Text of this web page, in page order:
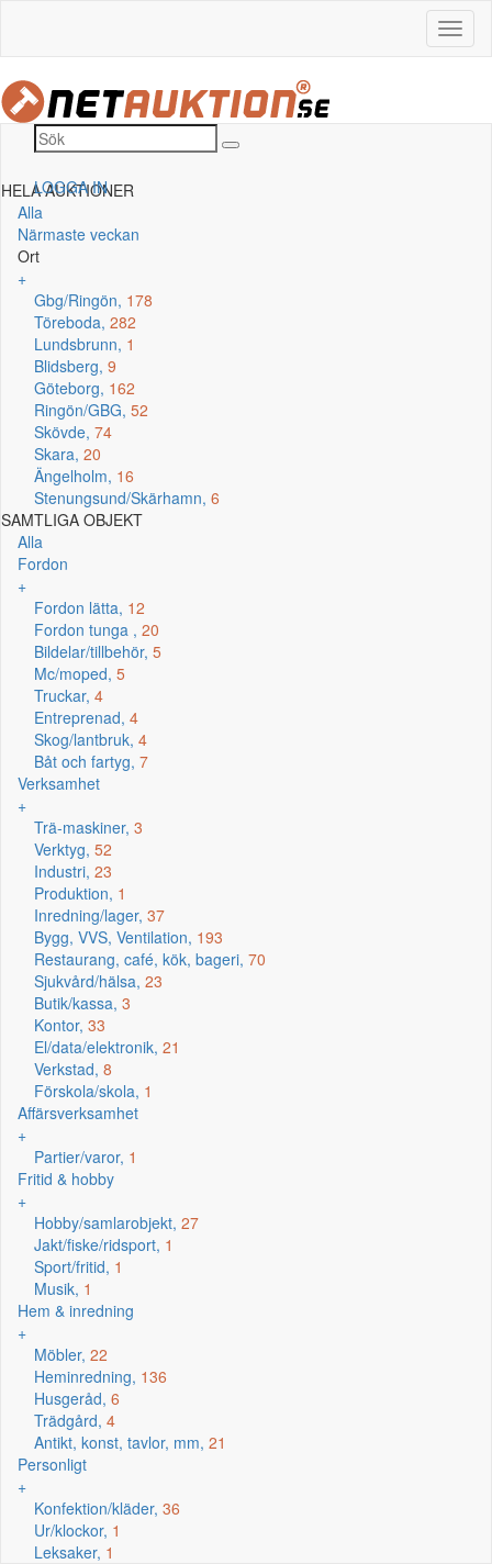
LOGGA IN
HELA AUKTIONER
Alla
Närmaste veckan
Ort
+
Gbg/Ringön, 178
Töreboda, 282
Lundsbrunn, 1
Blidsberg, 9
Göteborg, 162
Ringön/GBG, 52
Skövde, 74
Skara, 20
Ängelholm, 16
Stenungsund/Skärhamn, 6
SAMTLIGA OBJEKT
Alla
Fordon
+
Fordon lätta, 12
Fordon tunga , 20
Bildelar/tillbehör, 5
Mc/moped, 5
Truckar, 4
Entreprenad, 4
Skog/lantbruk, 4
Båt och fartyg, 7
Verksamhet
+
Trä-maskiner, 3
Verktyg, 52
Industri, 23
Produktion, 1
Inredning/lager, 37
Bygg, VVS, Ventilation, 193
Restaurang, café, kök, bageri, 70
Sjukvård/hälsa, 23
Butik/kassa, 3
Kontor, 33
El/data/elektronik, 21
Verkstad, 8
Förskola/skola, 1
Affärsverksamhet
+
Partier/varor, 1
Fritid & hobby
+
Hobby/samlarobjekt, 27
Jakt/fiske/ridsport, 1
Sport/fritid, 1
Musik, 1
Hem & inredning
+
Möbler, 22
Heminredning, 136
Husgeråd, 6
Trädgård, 4
Antikt, konst, tavlor, mm, 21
Personligt
+
Konfektion/kläder, 36
Ur/klockor, 1
Leksaker, 1